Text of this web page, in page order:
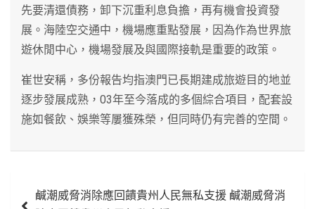
先要清還債務，卸下沉重利息負擔，再有機會投資發
展。海陸空交通中，機場應重點發展，因為作為世界旅
遊休閒中心，機場發展及與國際接軌是重要的政策。
崔世安稱，多份報告均指澳門已長期建成旅遊目的地並
逐步發展成熟，03年至今落成的多個綜合項目，配套設
施如餐飲、娛樂等屢獲殊榮，但同時仍有完善的空間。
章
鹹潮威脅消除應回饋貴州人民無私支援 鹹潮威脅消